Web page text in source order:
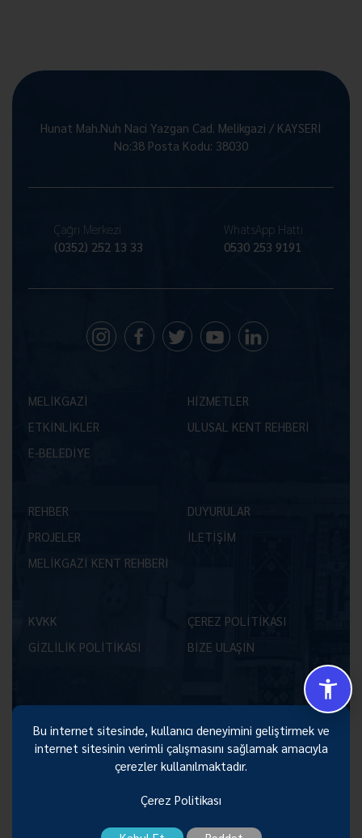
Hunat Mah.Nuh Naci Yazgan Cad. Melikgazi / KAYSERİ
No:38 Posta Kodu: 38030
Çağrı Merkezi
(0352) 252 13 33
WhatsApp Hattı
0530 253 9191
MELİKGAZİ
HİZMETLER
ETKİNLİKLER
ULUSAL KENT REHBERİ
E-BELEDİYE
REHBER
DUYURULAR
PROJELER
İLETİŞİM
MELİKGAZİ KENT REHBERİ
KVKK
ÇEREZ POLİTİKASI
GİZLİLİK POLİTİKASI
BİZE ULAŞIN
Size Nasıl Yardımcı Olabilirim 😊
Bu internet sitesinde, kullanıcı deneyimini geliştirmek ve
internet sitesinin verimli çalışmasını sağlamak amacıyla
çerezler kullanılmaktadır.
Çerez Politikası